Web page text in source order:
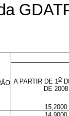
A PARTIR DE 1o
DE 2008
15,2000